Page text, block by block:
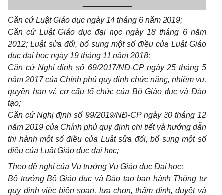
Căn cứ Luật Giáo dục ngày 14 tháng 6 năm 2019;
Căn cứ Luật Giáo dục đại học ngày 18 tháng 6 năm
2012; Luật sửa đổi, bổ sung một số điều của Luật Giáo
dục đại học ngày 19 tháng 11 năm 2018;
Căn cứ Nghị định số 69/2017/NĐ-CP ngày 25 tháng 5
năm 2017 của Chính phủ quy định chức năng, nhiệm vụ,
quyền hạn và cơ cấu tổ chức của Bộ Giáo dục và Đào
tạo;
Căn cứ Nghị định số 99/2019/NĐ-CP ngày 30 tháng 12
năm 2019 của Chính phủ quy định chi tiết và hướng dẫn
thi hành một số điều của Luật sửa đổi, bổ sung một số
điều của Luật Giáo dục đại học;
Theo đề nghị của Vụ trưởng Vụ Giáo dục Đại học;
Bộ trưởng Bộ Giáo dục và Đào tạo ban hành Thông tư
quy định việc biên soạn, lựa chọn, thẩm định, duyệt và